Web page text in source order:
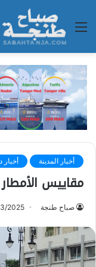
القائمة
أخبار المدينة أخبار
مقاييس الأمطار خلال
صباح طنجة 2025